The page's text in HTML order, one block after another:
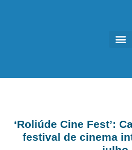
‘Roliúde Cine Fest’:
festival de cinema